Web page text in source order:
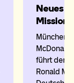
Neues
Mission
München,
führt den
Ronald